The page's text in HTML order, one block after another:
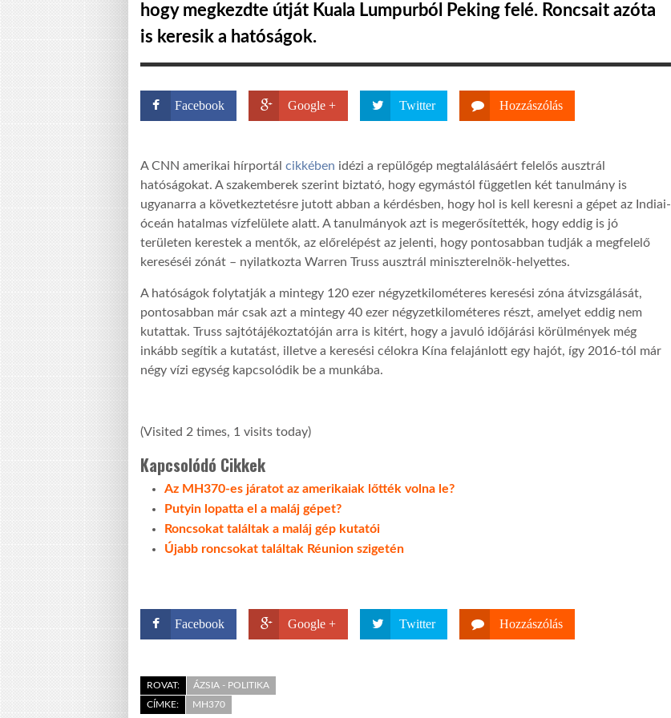
hogy megkezdte útját Kuala Lumpurból Peking felé. Roncsait azóta
is keresik a hatóságok.
Facebook Google + Twitter Hozzászólás
A CNN amerikai hírportál cikkében idézi a repülőgép megtalálásáért felelős ausztrál
hatóságokat. A szakemberek szerint biztató, hogy egymástól független két tanulmány is
ugyanarra a következtetésre jutott abban a kérdésben, hogy hol is kell keresni a gépet az Indiai-
óceán hatalmas vízfelülete alatt. A tanulmányok azt is megerősítették, hogy eddig is jó
területen kerestek a mentők, az előrelépést az jelenti, hogy pontosabban tudják a megfelelő
kereséséi zónát – nyilatkozta Warren Truss ausztrál miniszterelnök-helyettes.
A hatóságok folytatják a mintegy 120 ezer négyzetkilométeres keresési zóna átvizsgálását,
pontosabban már csak azt a mintegy 40 ezer négyzetkilométeres részt, amelyet eddig nem
kutattak. Truss sajtótájékoztatóján arra is kitért, hogy a javuló időjárási körülmények még
inkább segítik a kutatást, illetve a keresési célokra Kína felajánlott egy hajót, így 2016-tól már
négy vízi egység kapcsolódik be a munkába.
(Visited 2 times, 1 visits today)
Kapcsolódó Cikkek
Az MH370-es járatot az amerikaiak lőtték volna le?
Putyin lopatta el a maláj gépet?
Roncsokat találtak a maláj gép kutatói
Újabb roncsokat találtak Réunion szigetén
Facebook Google + Twitter Hozzászólás
ROVAT:
ÁZSIA - POLITIKA
CÍMKE:
MH370